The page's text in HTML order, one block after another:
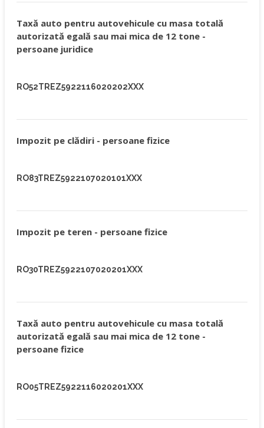
Taxă auto pentru autovehicule cu masa totală
autorizată egală sau mai mica de 12 tone -
persoane juridice
RO52TREZ5922116020202XXX
Impozit pe clădiri - persoane fizice
RO83TREZ5922107020101XXX
Impozit pe teren - persoane fizice
RO30TREZ5922107020201XXX
Taxă auto pentru autovehicule cu masa totală
autorizată egală sau mai mica de 12 tone -
persoane fizice
RO05TREZ5922116020201XXX